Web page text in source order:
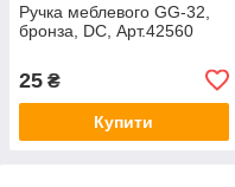
Ручка меблевого GG-32,
бронза, DC, Арт.42560
25 ₴
Купити